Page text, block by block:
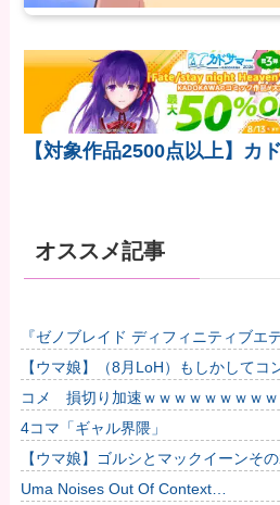
【対象作品2500点以上】カ
オススメ記事
『ゼノブレイド ディフィニティブエ
Switch 2 Edition』3,713 本他
【ウマ娘】（8月LoH）もしかしてコ
ルだったりするか？他
コメ 損切り加速ｗｗｗｗｗｗｗｗｗ
4コマ「ギャル界隈」
【ウマ娘】ゴルシとマックイーンそ
Uma Noises Out Of Context…